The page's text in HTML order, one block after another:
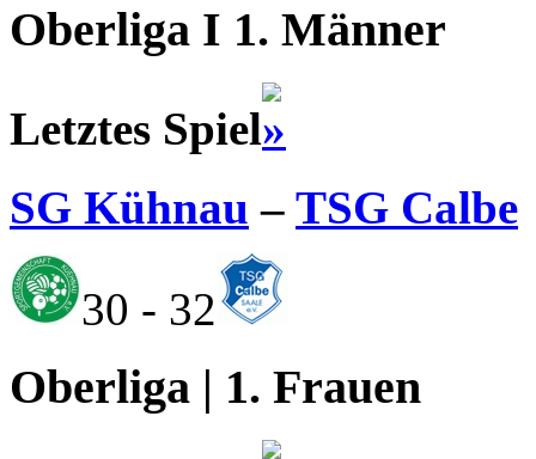
Oberliga I 1. Männer
Letztes Spiel
SG Kühnau – TSG Calbe
30 - 32
Oberliga | 1. Frauen